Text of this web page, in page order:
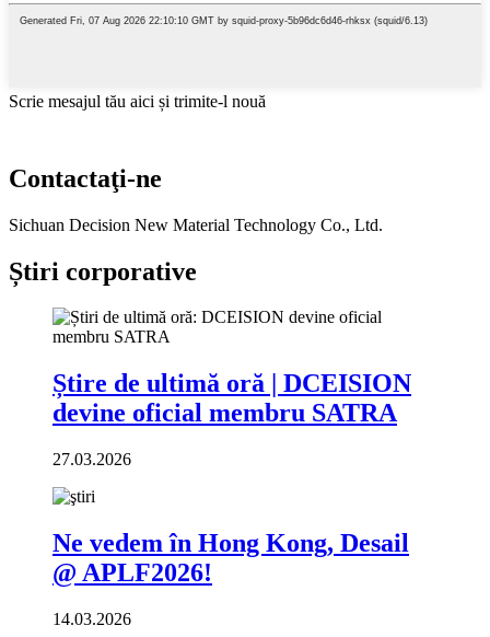
Scrie mesajul tău aici și trimite-l nouă
Contactaţi-ne
Sichuan Decision New Material Technology Co., Ltd.
Știri corporative
Știre de ultimă oră | DCEISION
devine oficial membru SATRA
27.03.2026
Ne vedem în Hong Kong, Desail
@ APLF2026!
14.03.2026